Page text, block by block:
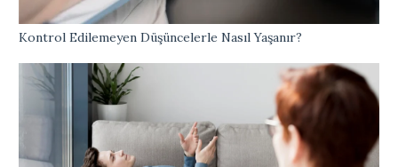
Kontrol Edilemeyen Düşüncelerle Nasıl Yaşanır?